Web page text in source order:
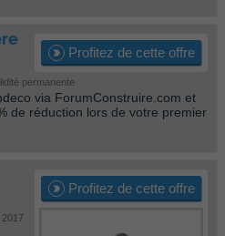
Profitez de cette offre
permanente
via ForumConstruire.com et
de réduction lors de votre premier
Profitez de cette offre